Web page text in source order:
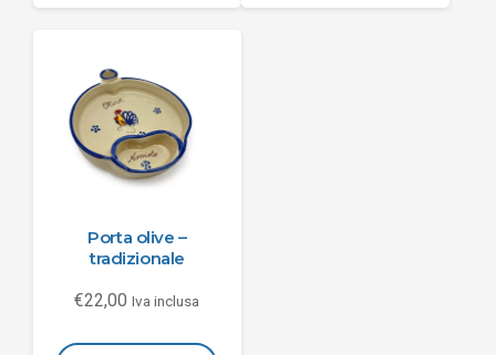
Porta olive –
tradizionale
€22,00 Iva inclusa